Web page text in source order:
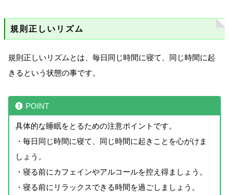
規則正しいリズム
規則正しいリズムとは、毎日同じ時間に寝て、同じ時間に起
きるという状態の事です。
POINT
具体的な睡眠をとるための注意ポイントです。
・毎日同じ時間に寝て、同じ時間に起きことを心がけま
しょう。
・寝る前にカフェインやアルコールを控え得ましょう。
・寝る前にリラックスできる時間を過ごしましょう。